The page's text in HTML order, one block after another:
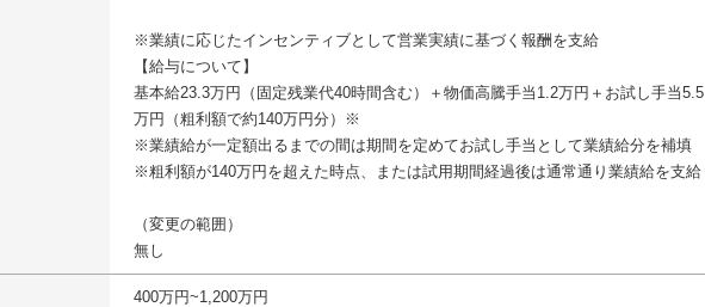
※業績に応じたインセンティブとして営業実績に基づく報酬を支給
【給与について】
基本給23.3万円（固定残業代40時間含む）＋物価高騰手当1.2万円＋お試し手当5.5
万円（粗利額で約140万円分）※
※業績給が一定額出るまでの間は期間を定めてお試し手当として業績給分を補填
※粗利額が140万円を超えた時点、または試用期間経過後は通常通り業績給を支給
（変更の範囲）
無し
400万円~1,200万円